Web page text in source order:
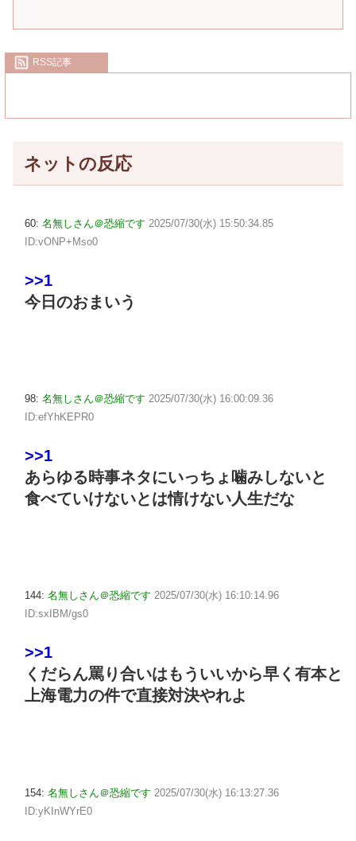
RSS記事
ネットの反応
60: 名無しさん＠恐縮です 2025/07/30(水) 15:50:34.85
ID:vONP+Mso0
>>1
今日のおまいう
98: 名無しさん＠恐縮です 2025/07/30(水) 16:00:09.36
ID:efYhKEPR0
>>1
あらゆる時事ネタにいっちょ噛みしないと
食べていけないとは情けない人生だな
144: 名無しさん＠恐縮です 2025/07/30(水) 16:10:14.96
ID:sxIBM/gs0
>>1
くだらん罵り合いはもういいから早く有本と
上海電力の件で直接対決やれよ
154: 名無しさん＠恐縮です 2025/07/30(水) 16:13:27.36
ID:yKInWYrE0